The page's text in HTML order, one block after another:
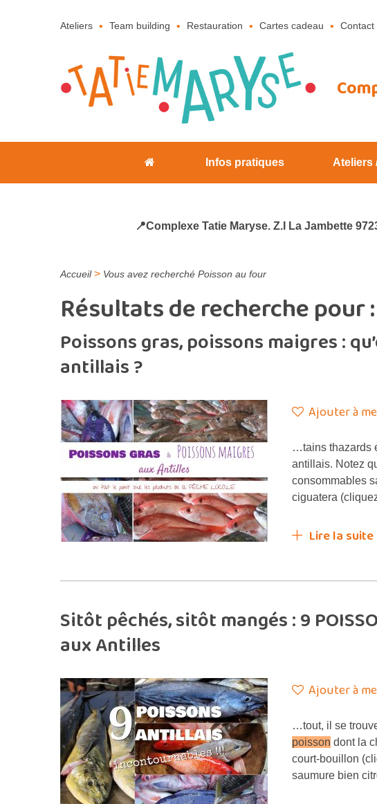
Ateliers Team building Restauration Cartes cadeau Contact
Infos pratiques Ateliers
📍Complexe Tatie Maryse. Z.I La Jambette
Accueil> Vous avez recherché Poisson au four
Résultats de recherche pour :
Poissons gras, poissons maigres :
antillais ?
Ajouter à
…tains thazards
antillais. Notez
consommables
ciguatera
Lire la suite
Sitôt pêchés, sitôt mangés : 9
aux Antilles
Ajouter à
…tout, il se
poisson dont la
court-bouillon
saumure bien